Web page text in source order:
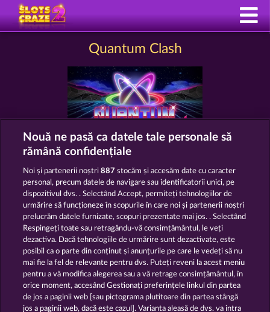
Quantum Clash
Termeni și condiții
Declarație de confidențialitate
Asistență tehnică Firmă
Întrebări frecvente Facebook
Trimite Cererea de Retragere
Nouă ne pasă ca datele tale personale să
rămână confidențiale
Noi și partenerii noștri887 stocăm și accesăm date cu caracter
personal, precum datele de navigare sau identificatorii unici, pe
dispozitivul dvs. . Selectând Accept, permiteți tehnologiilor de
urmărire să funcționeze în scopurile în care noi și partenerii noștri
prelucrăm datele furnizate, scopuri prezentate mai jos. . Selectând
Respingeți toate sau retragându-vă consimțământul, le veți
dezactiva. Dacă tehnologiile de urmărire sunt dezactivate, este
posibil ca o parte din conținut și anunțurile pe care le vedeți să nu
mai fie la fel de relevante pentru dvs. Puteți reveni la acest meniu
pentru a vă modifica alegerea sau a vă retrage consimțământul, în
orice moment, accesând Gestionați preferințele linkul din partea
de jos a paginii web [sau pictograma plutitoare din partea stângă
jos a paginii web, dacă este cazul]. Varianta aleasă de dvs. va intra